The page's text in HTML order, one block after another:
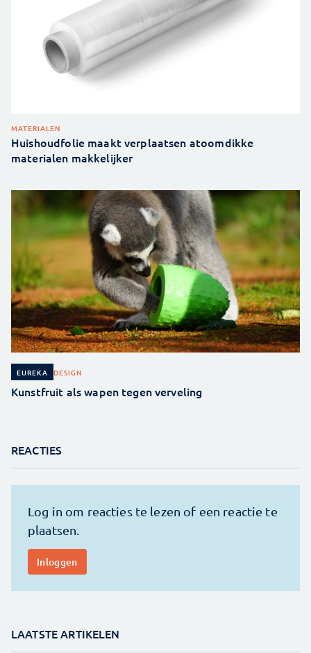
MATERIALEN
Huishoudfolie maakt verplaatsen atoomdikke
materialen makkelijker
EUREKA DESIGN
Kunstfruit als wapen tegen verveling
REACTIES
LAATSTE ARTIKELEN